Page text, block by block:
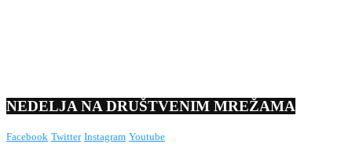
NEDELJA NA DRUŠTVENIM MREŽAMA
Facebook Twitter Instagram Youtube